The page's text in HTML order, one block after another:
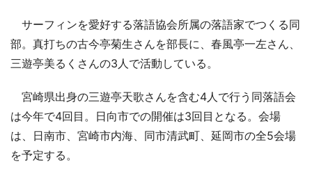
サーフィンを愛好する落語協会所属の落語家でつくる同
部。真打ちの古今亭菊生さんを部長に、春風亭一左さん、
三遊亭美るくさんの3人で活動している。
宮崎県出身の三遊亭天歌さんを含む4人で行う同落語会
は今年で4回目。日向市での開催は3回目となる。会場
は、日南市、宮崎市内海、同市清武町、延岡市の全5会場
を予定する。